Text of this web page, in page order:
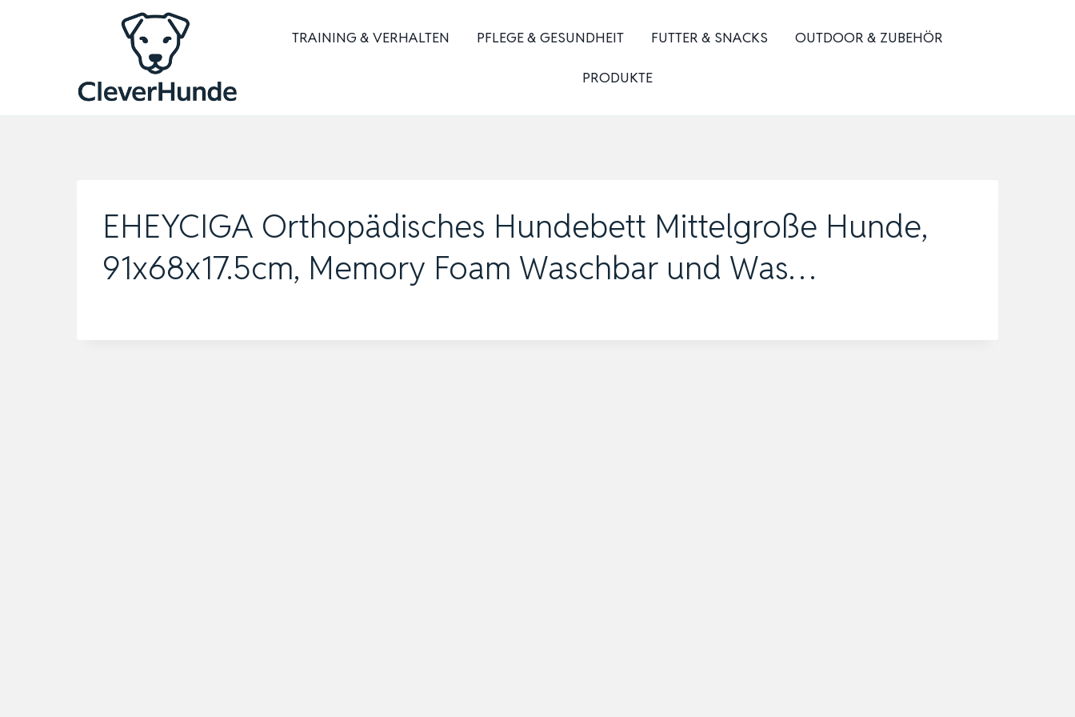
TRAINING & VERHALTEN PFLEGE & GESUNDHEIT FUTTER & SNACKS OUTDOOR & ZUBEHÖR
PRODUKTE
EHEYCIGA Orthopädisches Hundebett Mittelgroße Hunde,
91x68x17.5cm, Memory Foam Waschbar und Was…